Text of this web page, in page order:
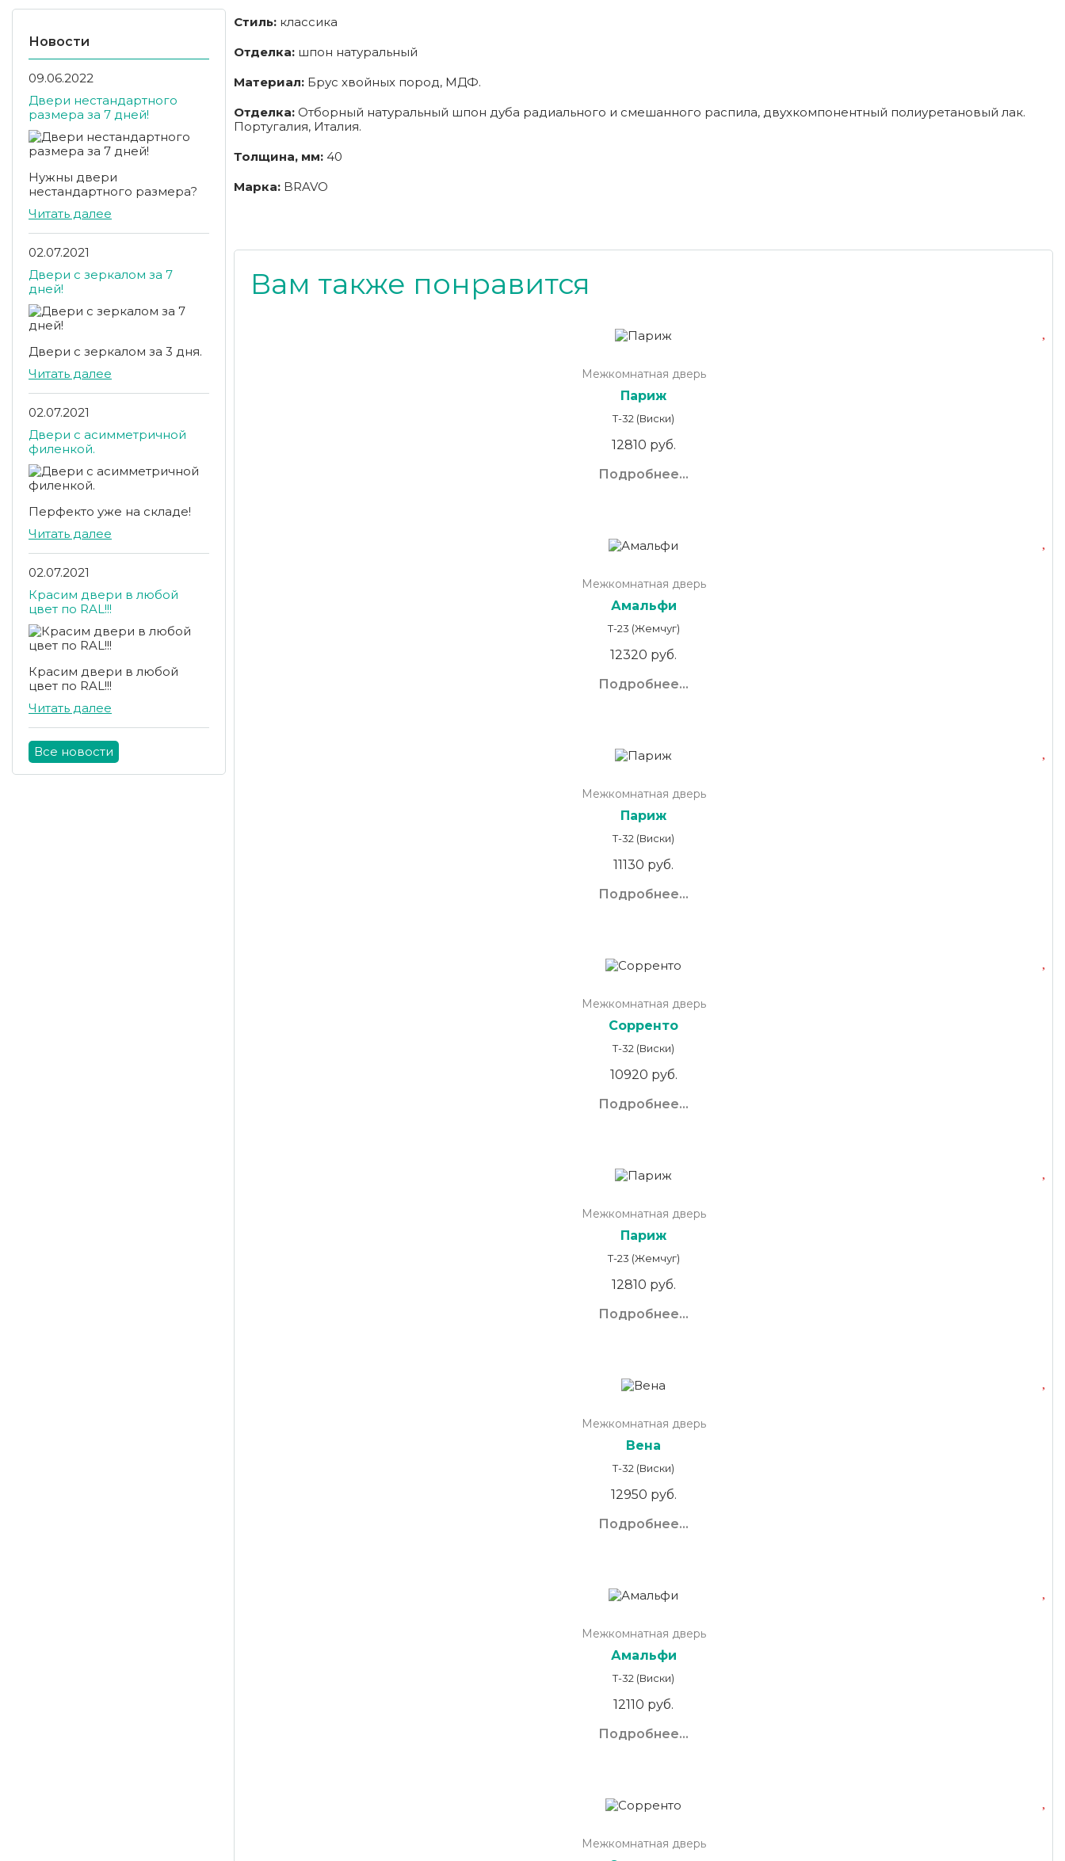
Новости
09.06.2022
Двери нестандартного
размера за 7 дней!
Нужны двери
нестандартного размера?
Читать далее
02.07.2021
Двери с зеркалом за 7
дней!
Двери с зеркалом за 3 дня.
Читать далее
02.07.2021
Двери с асимметричной
филенкой.
Перфекто уже на складе!
Читать далее
02.07.2021
Красим двери в любой
цвет по RAL!!!
Красим двери в любой
цвет по RAL!!!
Читать далее
Все новости
Стиль: классика
Отделка: шпон натуральный
Материал: Брус хвойных пород, МДФ.
Отделка: Отборный натуральный шпон дуба радиального и смешанного распила, двухкомпонентный полиуретановый лак.
Португалия, Италия.
Толщина, мм: 40
Марка: BRAVO
Вам также понравится
Межкомнатная дверь
Париж
Т-32 (Виски)
12810 руб.
Подробнее...
Межкомнатная дверь
Амальфи
Т-23 (Жемчуг)
12320 руб.
Подробнее...
Межкомнатная дверь
Париж
Т-32 (Виски)
11130 руб.
Подробнее...
Межкомнатная дверь
Сорренто
Т-32 (Виски)
10920 руб.
Подробнее...
Межкомнатная дверь
Париж
Т-23 (Жемчуг)
12810 руб.
Подробнее...
Межкомнатная дверь
Вена
Т-32 (Виски)
12950 руб.
Подробнее...
Межкомнатная дверь
Амальфи
Т-32 (Виски)
12110 руб.
Подробнее...
Межкомнатная дверь